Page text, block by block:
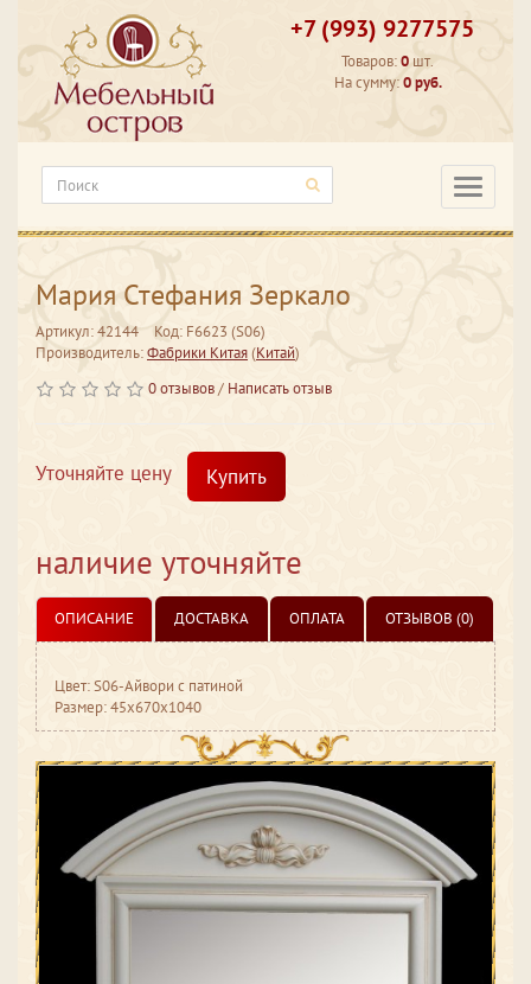
+7 (993) 9277575
Товаров:0 шт.
На сумму:0 руб.
Мария Стефания Зеркало
Артикул: 42144
Код: F6623 (S06)
Производитель:Фабрики Китая(Китай)
0 отзывов/ Написать отзыв
Уточняйте цену Купить
наличие уточняйте
ОПИСАНИЕ ДОСТАВКА ОПЛАТА ОТЗЫВОВ (0)
Цвет: S06-Айвори с патиной
Размер: 45x670x1040